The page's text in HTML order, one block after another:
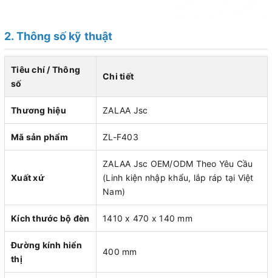
2. Thông số kỹ thuật
Tiêu chí / Thông
số
Chi tiết
Thương hiệu ZALAA Jsc
Mã sản phẩm ZL-F403
Xuất xứ
ZALAA Jsc OEM/ODM Theo Yêu Cầu
(Linh kiện nhập khẩu, lắp ráp tại Việt
Nam)
Kích thước bộ đèn 1410 x 470 x 140 mm
Đường kính hiển
thị
400 mm